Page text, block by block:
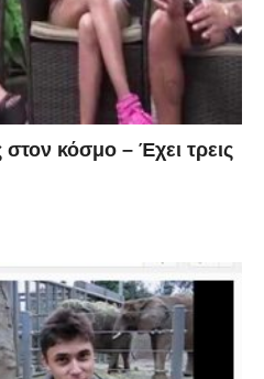
κόσμο – Έχει τρεις